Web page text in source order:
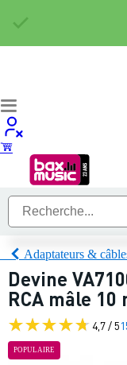
Adaptateurs &
Devine
RCA mâle 10
4,7 / 5
POPULAIRE